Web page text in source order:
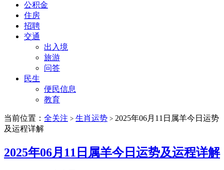
公积金
住房
招聘
交通
出入境
旅游
问答
民生
便民信息
教育
当前位置： 全关注 > 生肖运势 > 2025年06月11日属羊今日运势
及运程详解
2025年06月11日属羊今日运势及运程详解